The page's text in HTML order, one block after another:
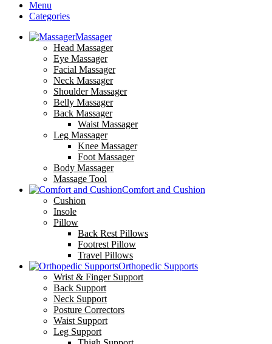
Menu
Categories
Massager
Head Massager
Eye Massager
Facial Massager
Neck Massager
Shoulder Massager
Belly Massager
Back Massager
Waist Massager
Leg Massager
Knee Massager
Foot Massager
Body Massager
Massage Tool
Comfort and Cushion
Cushion
Insole
Pillow
Back Rest Pillows
Footrest Pillow
Travel Pillows
Orthopedic Supports
Wrist & Finger Support
Back Support
Neck Support
Posture Correctors
Waist Support
Leg Support